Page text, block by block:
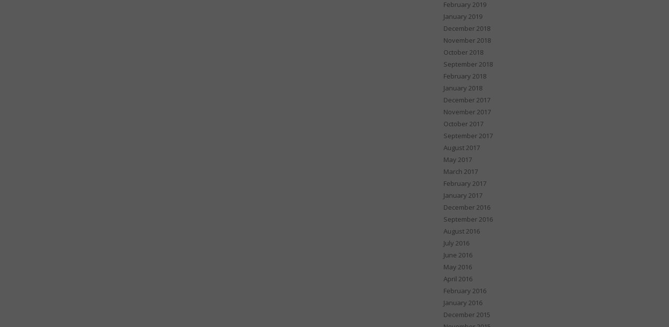
February 2019
January 2019
December 2018
November 2018
October 2018
September 2018
February 2018
January 2018
December 2017
November 2017
October 2017
September 2017
August 2017
May 2017
March 2017
February 2017
January 2017
December 2016
September 2016
August 2016
July 2016
June 2016
May 2016
April 2016
February 2016
January 2016
December 2015